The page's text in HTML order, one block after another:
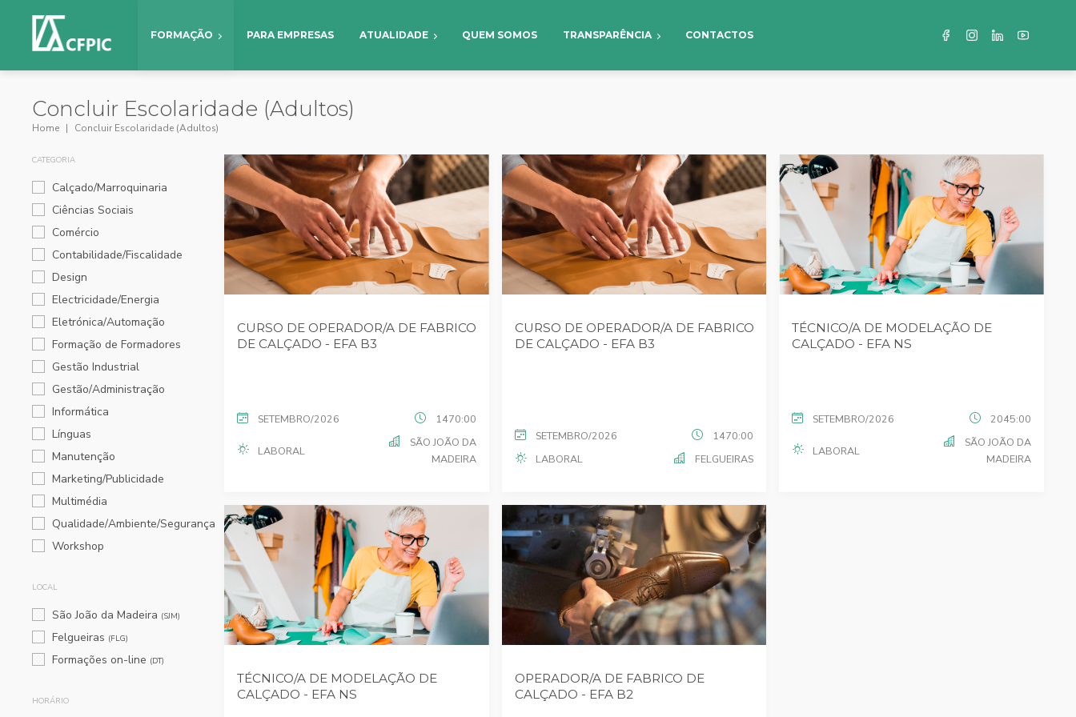
FORMAÇÃO PARA EMPRESAS ATUALIDADE QUEM SOMOS TRANSPARÊNCIA CONTACTOS
Concluir Escolaridade (Adultos)
Home Concluir Escolaridade (Adultos)
CATEGORIA
Calçado/Marroquinaria
Ciências Sociais
Comércio
Contabilidade/Fiscalidade
Design
Electricidade/Energia
Eletrónica/Automação
Formação de Formadores
Gestão Industrial
Gestão/Administração
Informática
Línguas
Manutenção
Marketing/Publicidade
Multimédia
Qualidade/Ambiente/Segurança
Workshop
LOCAL
São João da Madeira (SJM)
Felgueiras (FLG)
Formações on-line (DT)
HORÁRIO
CURSO DE OPERADOR/A DE FABRICO
DE CALÇADO - EFA B3
SETEMBRO/2026 1470:00
LABORAL
SÃO JOÃO DA
MADEIRA
CURSO DE OPERADOR/A DE FABRICO
DE CALÇADO - EFA B3
SETEMBRO/2026
1470:00
LABORAL
FELGUEIRAS
TÉCNICO/A DE MODELAÇÃO DE
CALÇADO - EFA NS
SETEMBRO/2026 2045:00
LABORAL
SÃO JOÃO DA
MADEIRA
TÉCNICO/A DE MODELAÇÃO DE
CALÇADO - EFA NS
OPERADOR/A DE FABRICO DE
CALÇADO - EFA B2